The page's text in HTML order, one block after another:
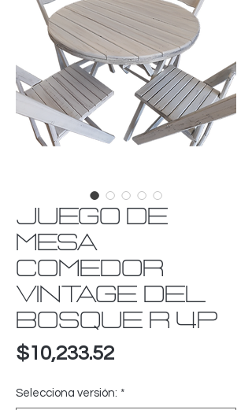
JUEGO DE
MESA
COMEDOR
VINTAGE DEL
BOSQUE R 4P
$10,233.52Precio
Selecciona versión: *